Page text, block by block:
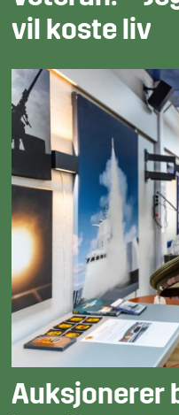
vil koste liv
Auksjonerer